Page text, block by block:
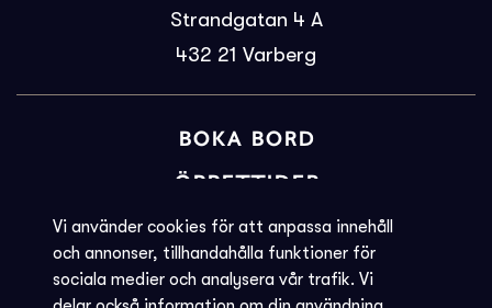
Vi använder cookies för att anpassa innehåll
och annonser, tillhandahålla funktioner för
sociala medier och analysera vår trafik. Vi
Strandgatan 4 A
432 21 Varberg
BOKA BORD
ÖPPETTIDER
BILJETTINFORMATION
KVARGLÖMT